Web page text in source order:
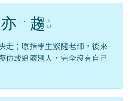
亦 ㄧ ˋ 趨
ㄑ
ㄩ
走；原指學生緊隨老師。後來
仿或追隨別人，完全沒有自己